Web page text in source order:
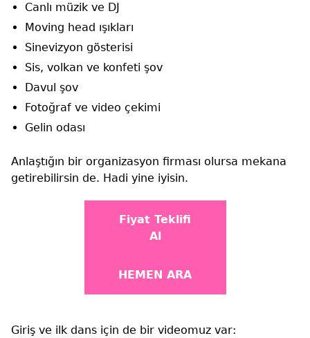
Canlı müzik ve DJ
Moving head ışıkları
Sinevizyon gösterisi
Sis, volkan ve konfeti şov
Davul şov
Fotoğraf ve video çekimi
Gelin odası
Anlaştığın bir organizasyon firması olursa mekana
getirebilirsin de. Hadi yine iyisin.
Fiyat Teklifi
Al
HEMEN ARA
Giriş ve ilk dans için de bir videomuz var: